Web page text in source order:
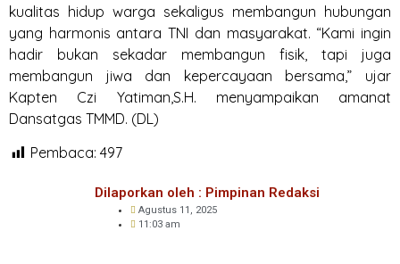
kualitas hidup warga sekaligus membangun hubungan
yang harmonis antara TNI dan masyarakat. “Kami ingin
hadir bukan sekadar membangun fisik, tapi juga
membangun jiwa dan kepercayaan bersama,” ujar
Kapten Czi Yatiman,S.H. menyampaikan amanat
Dansatgas TMMD. (DL)
Pembaca: 497
Dilaporkan oleh : Pimpinan Redaksi
Agustus 11, 2025
11:03 am